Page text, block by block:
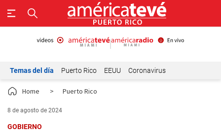
Temas del día Puerto Rico EEUU Coronavirus
Home > Puerto Rico
8 de agosto de 2024
GOBIERNO